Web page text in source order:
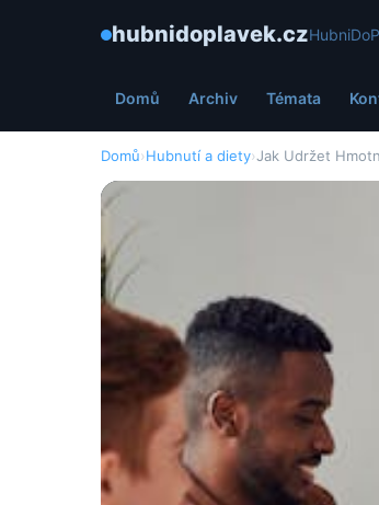
hubnidoplavek.cz
Domů Archiv Témata
Domů›Hubnutí a diety›Jak Udržet